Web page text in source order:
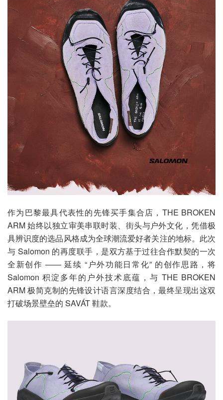
作为巴黎最具代表性的先锋买手集合店，THE BROKEN
ARM 始终以独立审美串联时装、街头与户外文化，凭借极
具辨识度的选品风格成为全球潮流爱好者关注的地标。此次
与 Salomon 的再度联手，是双方基于过往合作默契的一次
全新创作 —— 延续 “户外功能日常化” 的创作思路，将
Salomon 积淀多年的户外技术底蕴，与 THE BROKEN
ARM 极简克制的先锋设计语言深度结合，最终呈现出这双
打破场景壁垒的 SAVÁT 鞋款。